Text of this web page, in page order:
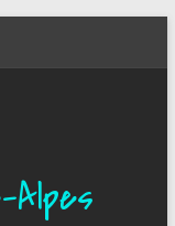
Alpes